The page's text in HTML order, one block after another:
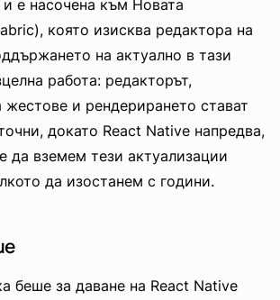
и е насочена към Новата
която изисква редактора на
на актуално в тази
работа: редакторът,
жестове и рендерирането стават
докато React Native напредва,
да вземем тези актуализации
да изостанем с години.
беше за даване на React Native